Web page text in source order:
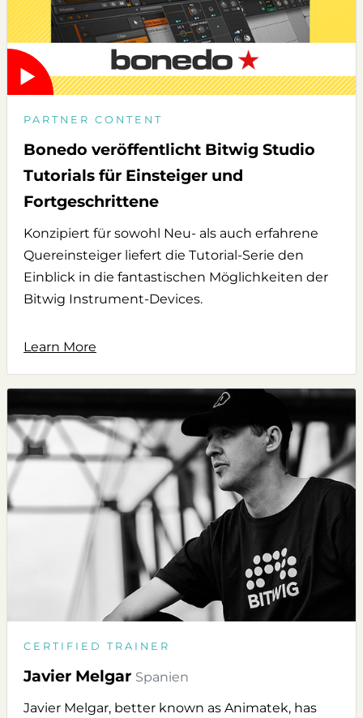
PARTNER CONTENT
Bonedo veröffentlicht Bitwig Studio
Tutorials für Einsteiger und
Fortgeschrittene
Konzipiert für sowohl Neu- als auch erfahrene
Quereinsteiger liefert die Tutorial-Serie den
Einblick in die fantastischen Möglichkeiten der
Bitwig Instrument-Devices.
Learn More
CERTIFIED TRAINER
Javier Melgar Spanien
Javier Melgar, better known as Animatek, has